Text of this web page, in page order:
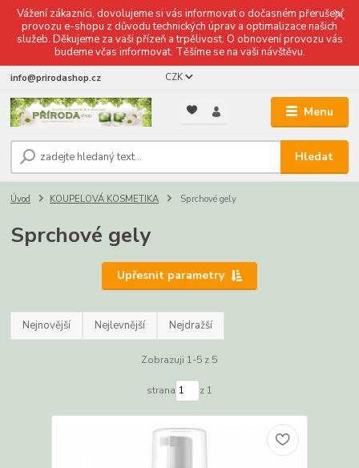
Vážení zákazníci, dovolujeme si vás informovat o dočasném přerušení
provozu e-shopu z důvodu technických úprav a optimalizace našich
služeb. Děkujeme za vaši přízeň a trpělivost. O obnovení provozu vás
budeme včas informovat. Těšíme se na vaši návštěvu.
Menu
CZK
Hledat
info@prirodashop.cz
Úvod KOUPELOVÁ KOSMETIKA Sprchové gely
Sprchové gely
Upřesnit parametry
Nejnovější Nejlevnější Nejdražší
Zobrazuji 1-5 z 5
strana z 1